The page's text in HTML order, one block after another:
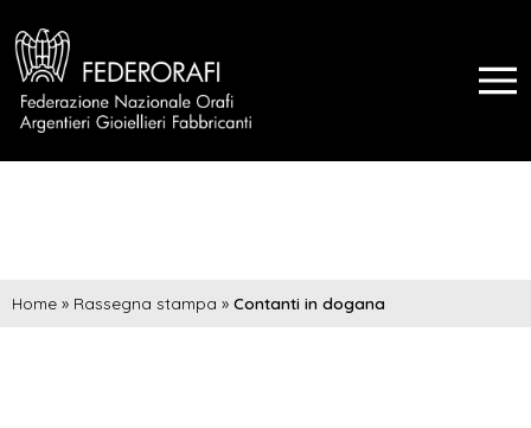
Home » Rassegna stampa » Contanti in dogana